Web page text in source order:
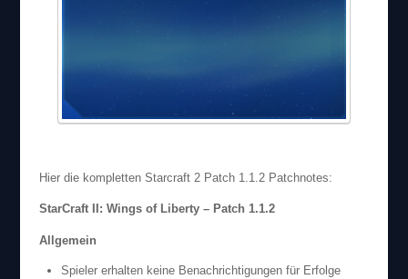
Hier die kompletten Starcraft 2 Patch 1.1.2 Patchnotes:
StarCraft II: Wings of Liberty – Patch 1.1.2
Allgemein
Spieler erhalten keine Benachrichtigungen für Erfolge